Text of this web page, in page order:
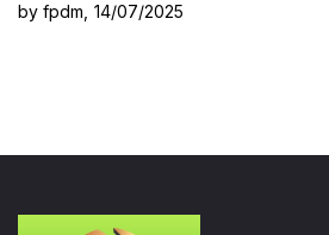
by fpdm, 14/07/2025